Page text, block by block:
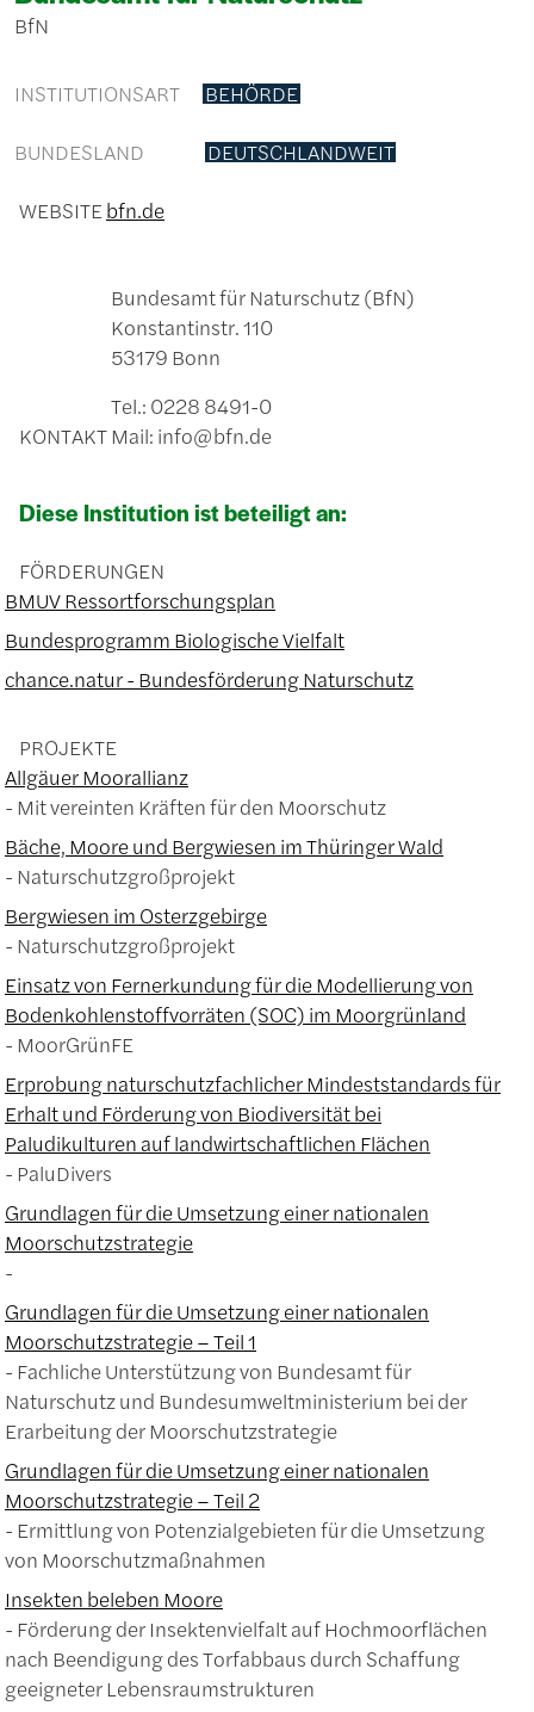
BfN
INSTITUTIONSART BEHÖRDE
BUNDESLAND DEUTSCHLANDWEIT
WEBSITEbfn.de
KONTAKT
Bundesamt für Naturschutz (BfN)
Konstantinstr. 110
53179 Bonn
Tel.: 0228 8491-0
Mail: info@bfn.de
Diese Institution ist beteiligt an:
FÖRDERUNGEN
BMUV Ressortforschungsplan
Bundesprogramm Biologische Vielfalt
chance.natur - Bundesförderung Naturschutz
PROJEKTE
Allgäuer Moorallianz
Mit vereinten Kräften für den Moorschutz
Bäche, Moore und Bergwiesen im Thüringer Wald
Naturschutzgroßprojekt
Bergwiesen im Osterzgebirge
Naturschutzgroßprojekt
Einsatz von Fernerkundung für die Modellierung von
Bodenkohlenstoffvorräten (SOC) im Moorgrünland
MoorGrünFE
Erprobung naturschutzfachlicher Mindeststandards für
Erhalt und Förderung von Biodiversität bei
Paludikulturen auf landwirtschaftlichen Flächen
PaluDivers
Grundlagen für die Umsetzung einer nationalen
Moorschutzstrategie
Grundlagen für die Umsetzung einer nationalen
Moorschutzstrategie – Teil 1
Fachliche Unterstützung von Bundesamt für
Naturschutz und Bundesumweltministerium bei der
Erarbeitung der Moorschutzstrategie
Grundlagen für die Umsetzung einer nationalen
Moorschutzstrategie – Teil 2
Ermittlung von Potenzialgebieten für die Umsetzung
von Moorschutzmaßnahmen
Insekten beleben Moore
Förderung der Insektenvielfalt auf Hochmoorflächen
nach Beendigung des Torfabbaus durch Schaffung
geeigneter Lebensraumstrukturen